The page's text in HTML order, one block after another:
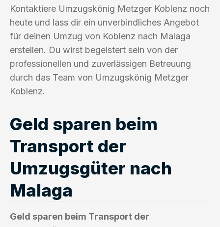
Kontaktiere Umzugskönig Metzger Koblenz noch
heute und lass dir ein unverbindliches Angebot
für deinen Umzug von Koblenz nach Malaga
erstellen. Du wirst begeistert sein von der
professionellen und zuverlässigen Betreuung
durch das Team von Umzugskönig Metzger
Koblenz.
Geld sparen beim
Transport der
Umzugsgüter nach
Malaga
Geld sparen beim Transport der